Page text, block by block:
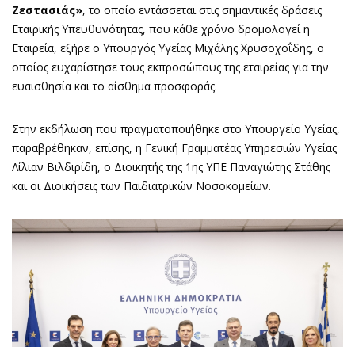
Ζεστασιάς», το οποίο εντάσσεται στις σημαντικές δράσεις
Εταιρικής Υπευθυνότητας, που κάθε χρόνο δρομολογεί η
Εταιρεία, εξήρε ο Υπουργός Υγείας Μιχάλης Χρυσοχοΐδης, ο
οποίος ευχαρίστησε τους εκπροσώπους της εταιρείας για την
ευαισθησία και το αίσθημα προσφοράς.
Στην εκδήλωση που πραγματοποιήθηκε στο Υπουργείο Υγείας,
παραβρέθηκαν, επίσης, η Γενική Γραμματέας Υπηρεσιών Υγείας
Λίλιαν Βιλδιρίδη, ο Διοικητής της 1ης ΥΠΕ Παναγιώτης Στάθης
και οι Διοικήσεις των Παιδιατρικών Νοσοκομείων.